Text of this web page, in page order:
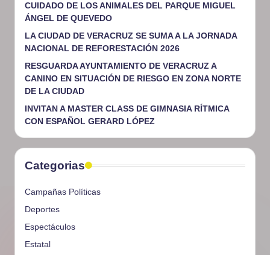
CUIDADO DE LOS ANIMALES DEL PARQUE MIGUEL
ÁNGEL DE QUEVEDO
LA CIUDAD DE VERACRUZ SE SUMA A LA JORNADA
NACIONAL DE REFORESTACIÓN 2026
RESGUARDA AYUNTAMIENTO DE VERACRUZ A
CANINO EN SITUACIÓN DE RIESGO EN ZONA NORTE
DE LA CIUDAD
INVITAN A MASTER CLASS DE GIMNASIA RÍTMICA
CON ESPAÑOL GERARD LÓPEZ
Categorias
Campañas Políticas
Deportes
Espectáculos
Estatal